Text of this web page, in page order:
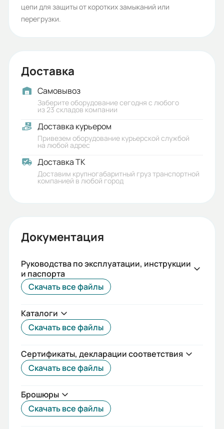
Серия:
HGM
Номинальное напряжение (кВ):
0,69
Рабочее напряжение (В):
380/415
Номинальное напряжение
изоляции (В):
1000
8
50/60
Номинальный ток (А):
Коммутационная / Механическая
износостойкость:
10000/30000
Макс. сечение присоединяемых
проводов (мм2):
70
цепи для защиты от коротких замыканий или
перегрузки.
Доставка
Самовывоз
Заберите оборудование сегодня с любого
из 23 складов компании
Доставка курьером
Привезем оборудование курьерской службой
на любой адрес
Доставка ТК
Доставим крупногабаритный груз транспортной
компанией в любой город
Документация
Руководства по эксплуатации, инструкции
и паспорта
Скачать все файлы
Каталоги
Скачать все файлы
Сертификаты, декларации соответствия
Скачать все файлы
Брошюры
Скачать все файлы